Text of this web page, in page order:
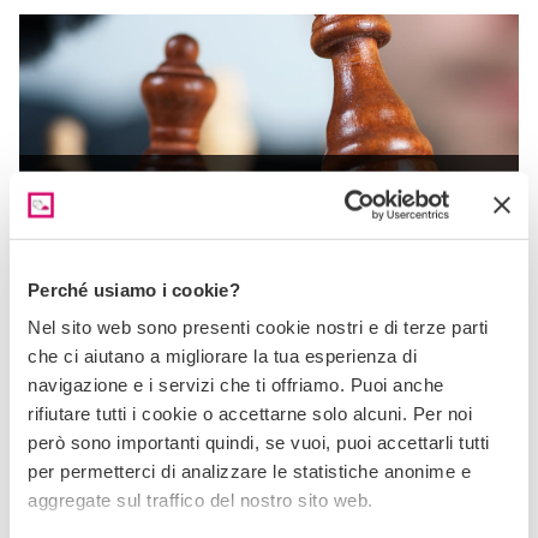
Perché usiamo i cookie?
Nel sito web sono presenti cookie nostri e di terze parti
che ci aiutano a migliorare la tua esperienza di
navigazione e i servizi che ti offriamo. Puoi anche
rifiutare tutti i cookie o accettarne solo alcuni. Per noi
però sono importanti quindi, se vuoi, puoi accettarli tutti
per permetterci di analizzare le statistiche anonime e
aggregate sul traffico del nostro sito web.
Riscopriamo i vantaggi dell’analisi SWOT
L’analisi SWOT è uno degli strumenti più efficaci e
immediati da utilizzare per comprendere punti di forza e
Creare un sito web portfolio per il tuo business